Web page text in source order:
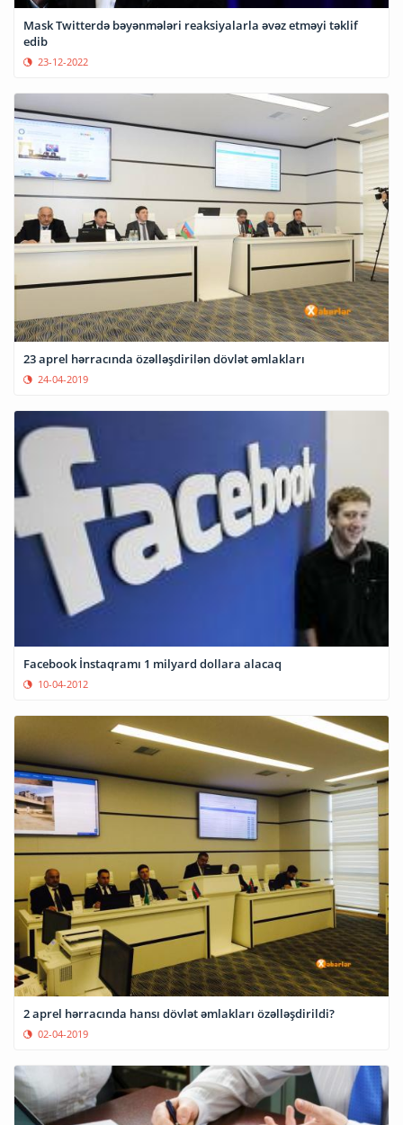
Mask Twitterdə bəyənmələri reaksiyalarla əvəz etməyi təklif
edib
23-12-2022
23 aprel hərracında özəlləşdirilən dövlət əmlakları
24-04-2019
Facebook İnstaqramı 1 milyard dollara alacaq
10-04-2012
2 aprel hərracında hansı dövlət əmlakları özəlləşdirildi?
02-04-2019